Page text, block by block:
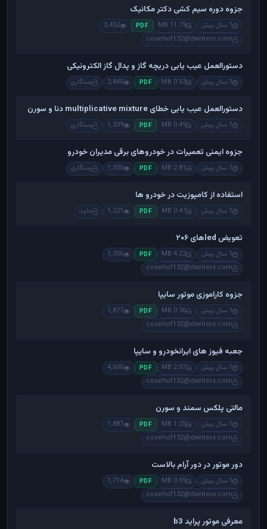
جزوه دوره سیم کشی دکتر مکانیک
1 سال پیش 11.79 MB
PDF
3,452
cosehof132@dwriters.com
دستورالعمل عیب یابی دریچه گاز و پدال گاز الکترونیکی
1 سال پیش 0.53 MB
PDF
2,840 رستگاری
دستورالعمل عیب یابی خطای multiplicative mixture دنا و سورن
1 سال پیش 0.49 MB
PDF
1,339 رستگاری
جزوه ایمنی تعمیرات در خودروهای برقی مدیران خودرو
1 سال پیش 2.81 MB
PDF
1,330 رستگاری
استفاده از کامپوزیت در خودرو ها
1 سال پیش 0.47 MB
PDF
1,221 حارث
تعویض ledهای ۲۰۶
1 سال پیش 4.22 MB
PDF
1,356
cosehof132@dwriters.com
جزوه کاراموزی موتور سایپا
1 سال پیش 0.36 MB
PDF
1,877
cosehof132@dwriters.com
جعبه فیوز های ایرانخودرو و سایپا
1 سال پیش 2.07 MB
PDF
4,600
cosehof132@dwriters.com
مالتی پلکس سمند و سورن
1 سال پیش 1.25 MB
PDF
1,887
cosehof132@dwriters.com
دور موتور در دور آرام بالاست
1 سال پیش 0.59 MB
PDF
1,714
cosehof132@dwriters.com
معرفی موتور پراید b3